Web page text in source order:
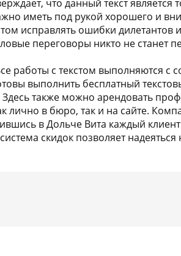
что данный текст является
иметь под рукой хорошего и
исправлять ошибки дилетантов
переговоры никто не станет
работы с текстом выполняются с
выполнить бесплатный
также можно арендовать
лично в бюро, так и на сайте.
в Дольче Вита каждый
скидок позволяет надеяться